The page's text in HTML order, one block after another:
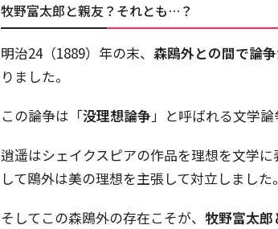
牧野富太郎と親友？それとも…？
明治24（1889）年の末、 森鴎外との間で論争
りました。
この論争は「没理想論争」と呼ばれる文学論
逍遥はシェイクスピアの作品を理想を文学
して鴎外は美の理想を主張して対立しました。
そしてこの森鴎外の存在こそが、 牧野富太郎